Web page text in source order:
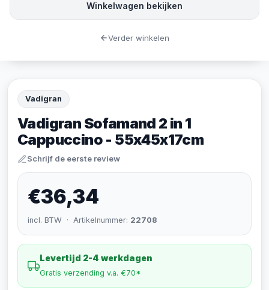
Vadigran
Vadigran Sofamand 2 in 1
Cappuccino - 55x45x17cm
Schrijf de eerste review
€36,34
incl. BTW · Artikelnummer: 22708
Levertijd 2-4 werkdagen
Gratis verzending v.a. €70*
Winkelwagen bekijken
Verder winkelen